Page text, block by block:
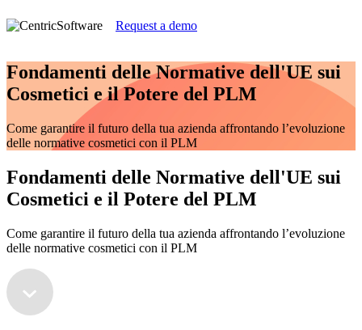
Request a demo
Fondamenti delle Normative dell'UE sui
Cosmetici e il Potere del PLM
Come garantire il futuro della tua azienda affrontando l’evoluzione
delle normative cosmetici con il PLM
Fondamenti delle Normative dell'UE sui
Cosmetici e il Potere del PLM
Come garantire il futuro della tua azienda affrontando l’evoluzione
delle normative cosmetici con il PLM